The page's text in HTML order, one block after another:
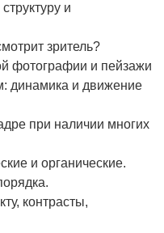
и
зритель?
фотографии и пейзажи
динамика и движение
при наличии многих
и органические.
контрасты,